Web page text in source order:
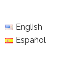
English
Español